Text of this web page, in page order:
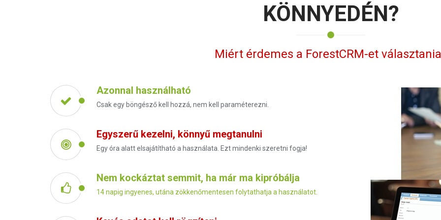
KÖNNYEDÉN?
Miért érdemes a ForestCRM-et
Azonnal használható
Csak egy böngésző kell hozzá, nem kell paraméterezni.
Egyszerű kezelni, könnyű megtanulni
Egy óra alatt elsajátítható a használata. Ezt mindenki szeretni fogja!
Nem kockáztat semmit, ha már ma kipróbálja
14 napig ingyenes, utána zökkenőmentesen folytathatja a használatot.